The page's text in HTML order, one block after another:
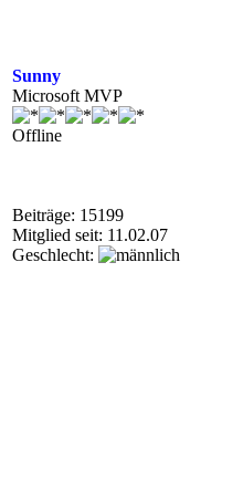
Sunny
Microsoft MVP
Offline
Beiträge: 15199
Mitglied seit: 11.02.07
Geschlecht: